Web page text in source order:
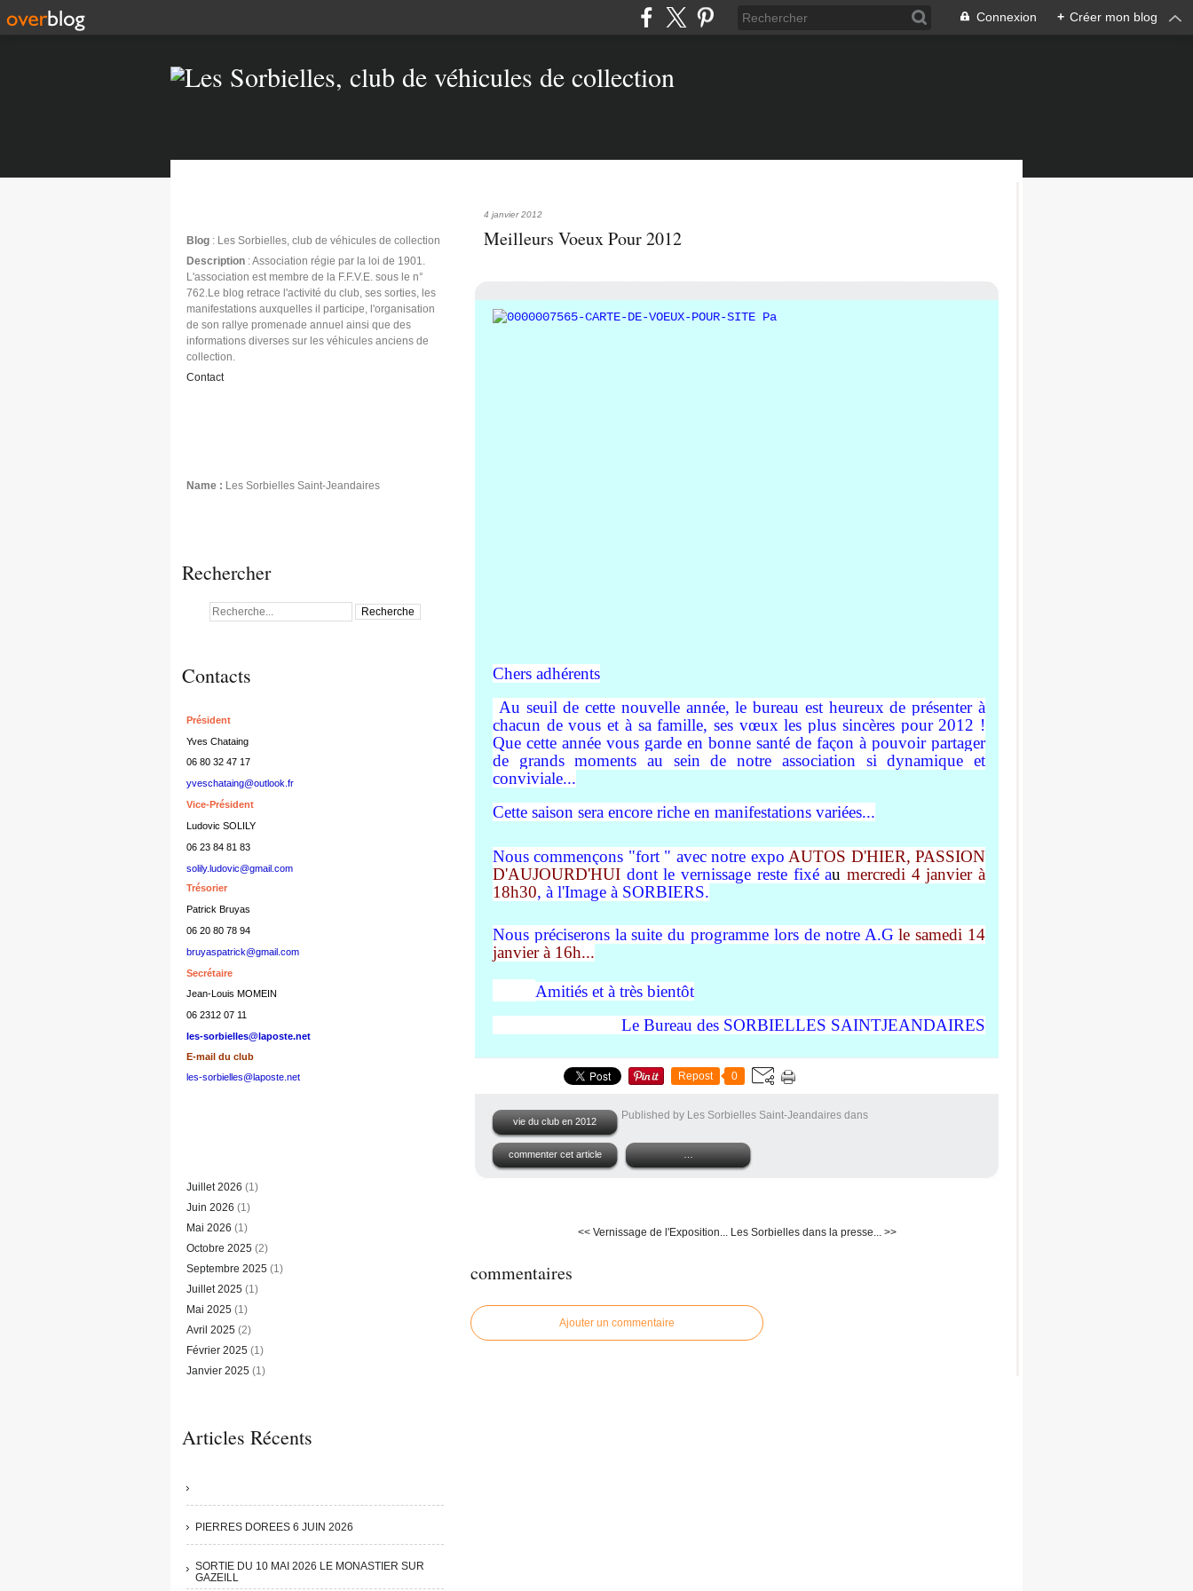
Connexion + Créer mon blog
Blog : Les Sorbielles, club de véhicules de collection
Description : Association régie par la loi de 1901.
L'association est membre de la F.F.V.E. sous le n°
762.Le blog retrace l'activité du club, ses sorties, les
manifestations auxquelles il participe, l'organisation
de son rallye promenade annuel ainsi que des
informations diverses sur les véhicules anciens de
collection.
Contact
Name : Les Sorbielles Saint-Jeandaires
Rechercher
Contacts
Président
Yves Chataing
06 80 32 47 17
yveschataing@outlook.fr
Vice-Président
Ludovic SOLILY
06 23 84 81 83
solily.ludovic@gmail.com
Trésorier
Patrick Bruyas
06 20 80 78 94
bruyaspatrick@gmail.com
Secrétaire
Jean-Louis MOMEIN
06 2312 07 11
les-sorbielles@laposte.net
E-mail du club
les-sorbielles@laposte.net
Juillet 2026 (1)
Juin 2026 (1)
Mai 2026 (1)
Octobre 2025 (2)
Septembre 2025 (1)
Juillet 2025 (1)
Mai 2025 (1)
Avril 2025 (2)
Février 2025 (1)
Janvier 2025 (1)
Articles Récents
PIERRES DOREES 6 JUIN 2026
SORTIE DU 10 MAI 2026 LE MONASTIER SUR
GAZEILL
4 janvier 2012
Meilleurs Voeux Pour 2012
Chers adhérents
Au seuil de cette nouvelle année, le bureau est heureux de présenter à
chacun de vous et à sa famille, ses vœux les plus sincères pour 2012 !
Que cette année vous garde en bonne santé de façon à pouvoir partager
de grands moments au sein de notre association si dynamique et
conviviale...
Cette saison sera encore riche en manifestations variées...
Nous commençons "fort " avec notre expo AUTOS D'HIER, PASSION
D'AUJOURD'HUI dont le vernissage reste fixé au mercredi 4 janvier à
18h30, à l'Image à SORBIERS.
Nous préciserons la suite du programme lors de notre A.Glesamedi 14
janvier à 16h...
Amitiés et à très bientôt
Le Bureau des SORBIELLES SAINTJEANDAIRES
Repost 0
Published by Les Sorbielles Saint-Jeandaires dans
vie du club en 2012
commenter cet article …
<< Vernissage de l'Exposition... Les Sorbielles dans la presse... >>
commentaires
Ajouter un commentaire